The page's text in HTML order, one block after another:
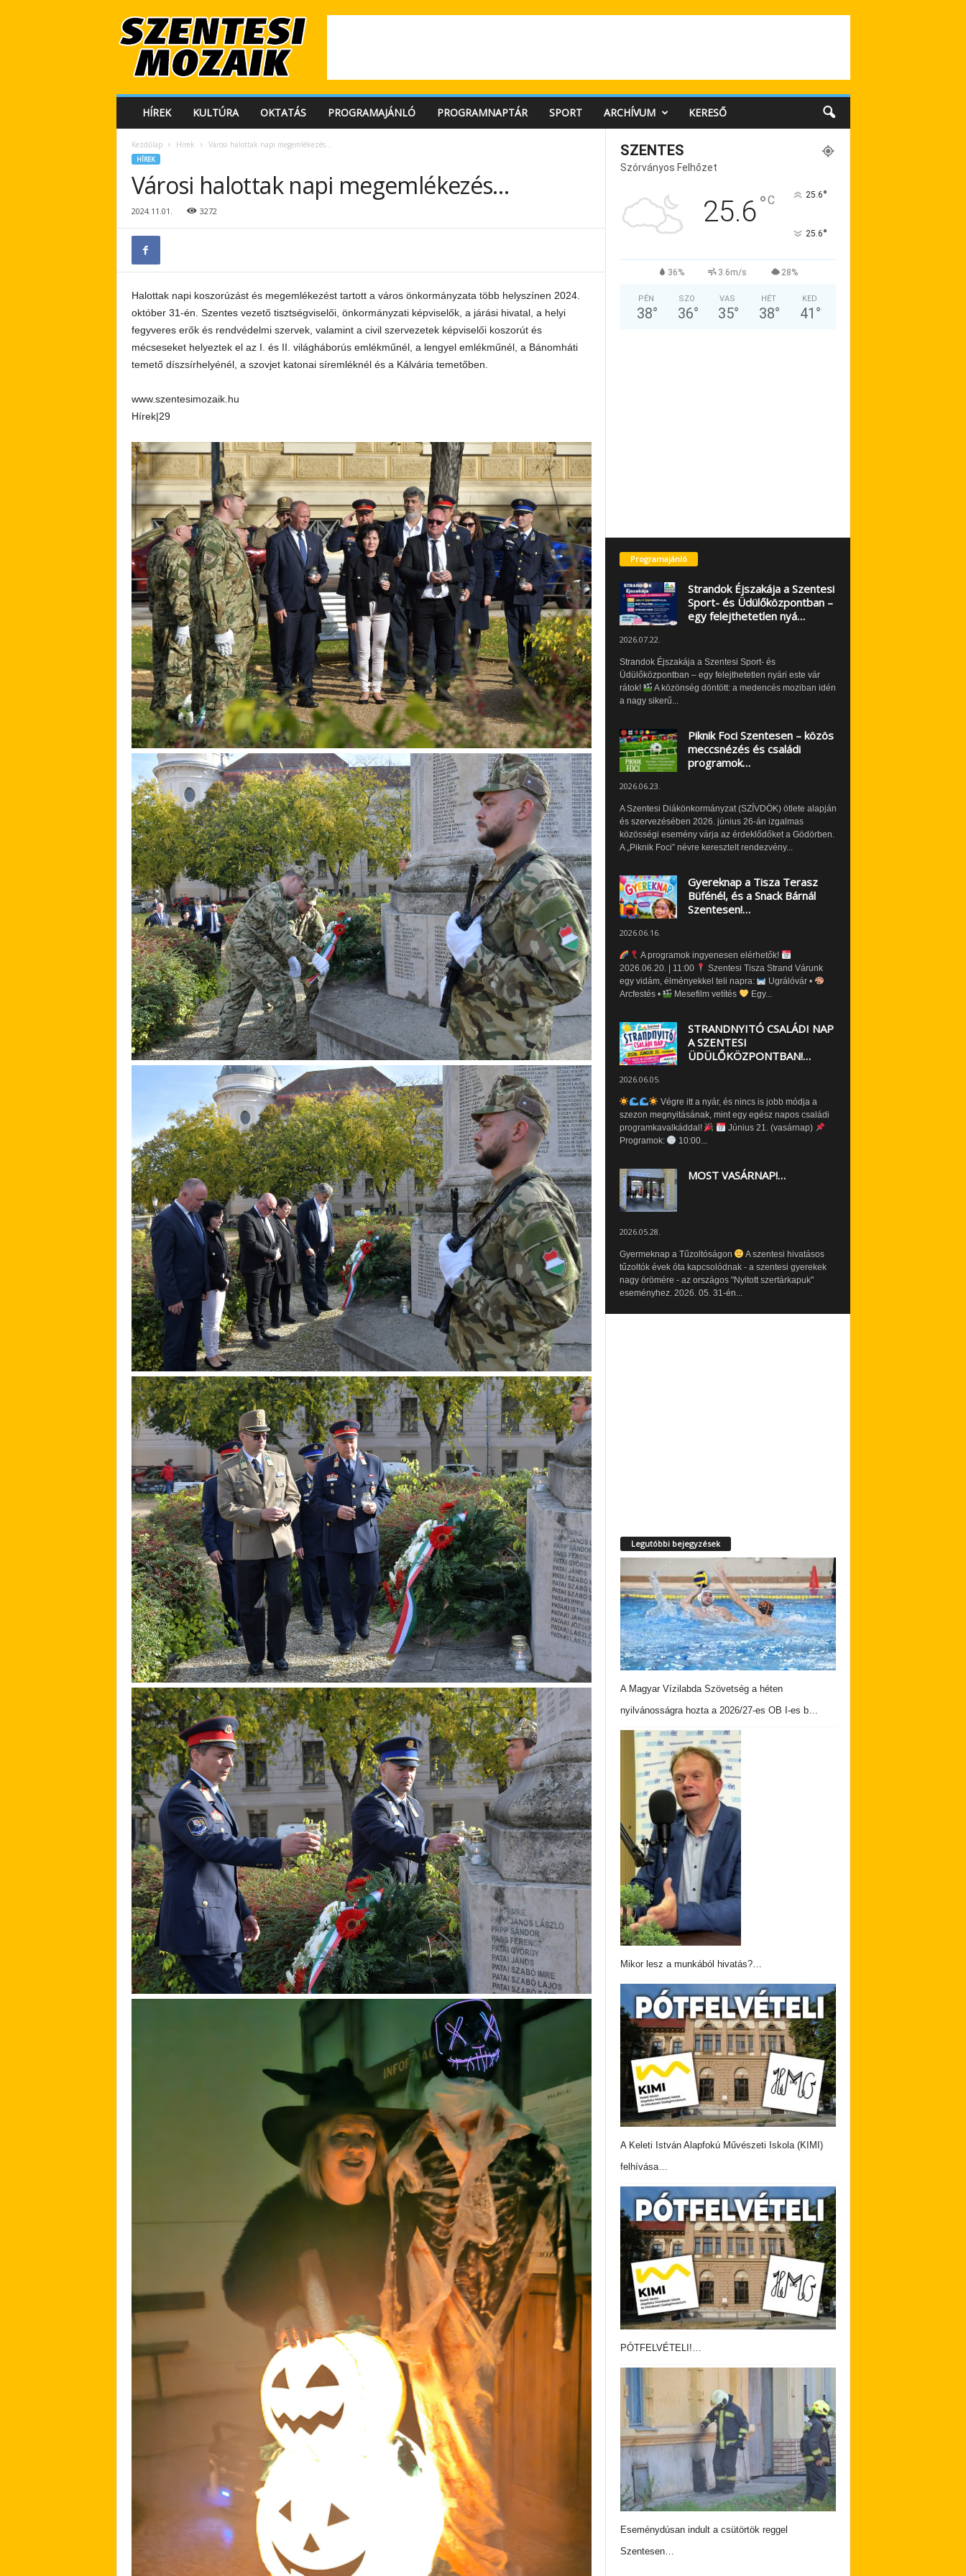
e
HÍREK KULTÚRA OKTATÁS PROGRAMAJÁNLÓ PROGRAMNAPTÁR SPORT ARCHÍVUM KERESŐ
Kezdőlap Hírek Városi halottak napi megemlékezés…
HÍREK
Városi halottak napi megemlékezés…
2024.11.01. 3272
Halottak napi koszorúzást és megemlékezést tartott a város önkormányzata több helyszínen 2024.
október 31-én. Szentes vezető tisztségviselői, önkormányzati képviselők, a járási hivatal, a helyi
fegyveres erők és rendvédelmi szervek, valamint a civil szervezetek képviselői koszorút és
mécseseket helyeztek el az I. és II. világháborús emlékműnél, a lengyel emlékműnél, a Bánomháti
temető díszsírhelyénél, a szovjet katonai síremléknél és a Kálvária temetőben.
www.szentesimozaik.hu
Hírek|29
SZENTES
Szórványos Felhőzet
25.6°C 25.6°
25.6°
36% 3.6m/s 28%
PÉN
38°
SZO
36°
VAS
35°
HÉT
38°
KED
41 °
Programajánló
Strandok Éjszakája a Szentesi
Sport- és Üdülőközpontban –
egy felejthetetlen nyá…
2026.07.22.
Strandok Éjszakája a Szentesi Sport- és
Üdülőközpontban – egy felejthetetlen nyári este vár
rátok!
A közönség döntött: a medencés moziban idén
a nagy sikerű...
Piknik Foci Szentesen – közös
meccsnézés és családi
programok…
2026.06.23.
A Szentesi Diákönkormányzat (SZÍVDÖK) ötlete alapján
és szervezésében 2026. június 26-án izgalmas
közösségi esemény várja az érdeklődőket a Gödörben.
A „Piknik Foci” névre keresztelt rendezvény...
Gyereknap a Tisza Terasz
Büfénél, és a Snack Bárnál
Szentesen!…
2026.06.16.
A programok ingyenesen elérhetők!
2026.06.20. | 11:00
Szentesi Tisza Strand Várunk
egy vidám, élményekkel teli napra:
Ugrálóvár •
Arcfestés •
Mesefilm vetítés Egy...
STRANDNYITÓ CSALÁDI NAP
A SZENTESI
ÜDÜLŐKÖZPONTBAN!…
2026.06.05.
Végre itt a nyár, és nincs is jobb módja a
szezon megnyitásának, mint egy egész napos családi
programkavalkáddal!
Június 21. (vasárnap)
Programok:
10:00...
MOST VASÁRNAP!…
2026.05.28.
Gyermeknap a Tűzoltóságon
A szentesi hivatásos
tűzoltók évek óta kapcsolódnak - a szentesi gyerekek
nagy örömére - az országos "Nyitott szertárkapuk"
eseményhez. 2026. 05. 31-én...
Legutóbbi bejegyzések
A Magyar Vízilabda Szövetség a héten
nyilvánosságra hozta a 2026/27-es OB I-es b…
Mikor lesz a munkából hivatás?…
A Keleti István Alapfokú Művészeti Iskola (KIMI)
felhívása…
PÓTFELVÉTELI!…
Eseménydúsan indult a csütörtök reggel
Szentesen…